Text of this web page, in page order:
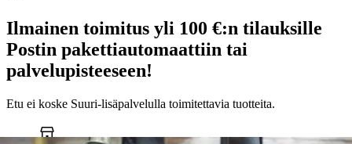
Ilmainen toimitus yli 100 €:n tilauksille
Postin pakettiautomaattiin tai
palvelupisteeseen!
Etu ei koske Suuri‑lisäpalvelulla toimitettavia tuotteita.